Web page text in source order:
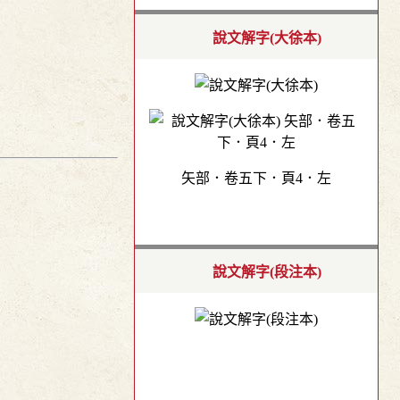
說文解字(大徐本)
矢部．卷五下．頁4．左
說文解字(段注本)